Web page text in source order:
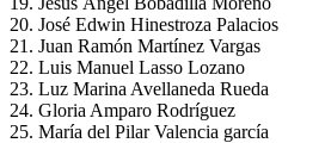
20. José Edwin Hinestroza Palacios
21. Juan Ramón Martínez Vargas
22. Luis Manuel Lasso Lozano
23. Luz Marina Avellaneda Rueda
24. Gloria Amparo Rodríguez
25. María del Pilar Valencia garcía